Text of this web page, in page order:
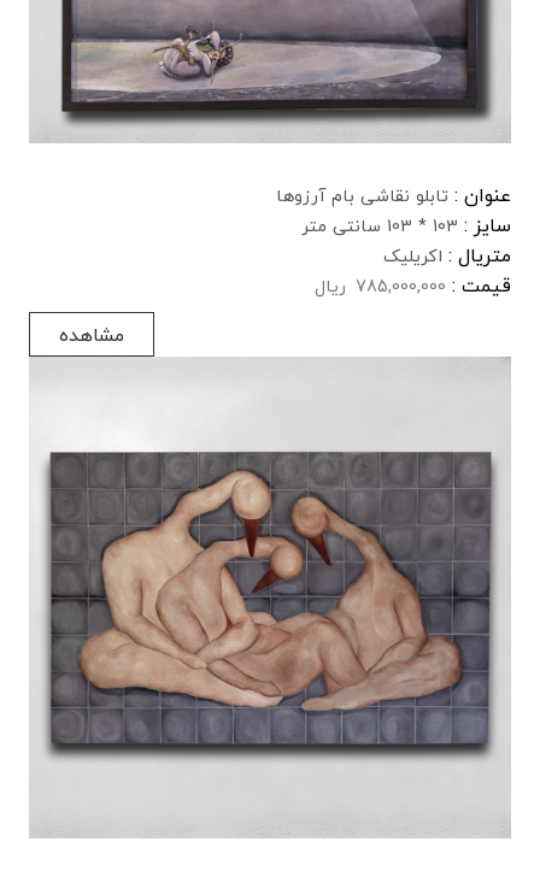
عنوان : تابلو نقاشی بام آرزوها
سایز : 103 * 103 سانتی متر
متریال : اکریلیک
قیمت : 785,000,000 ریال
مشاهده